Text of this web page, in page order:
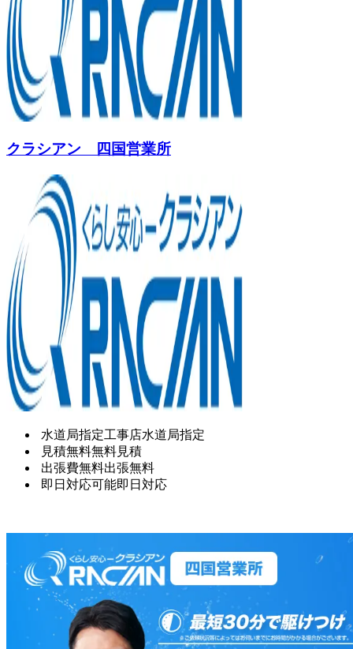
クラシアン 四国営業所
水道局指定工事店水道局指定
見積無料無料見積
出張費無料出張無料
即日対応可能即日対応